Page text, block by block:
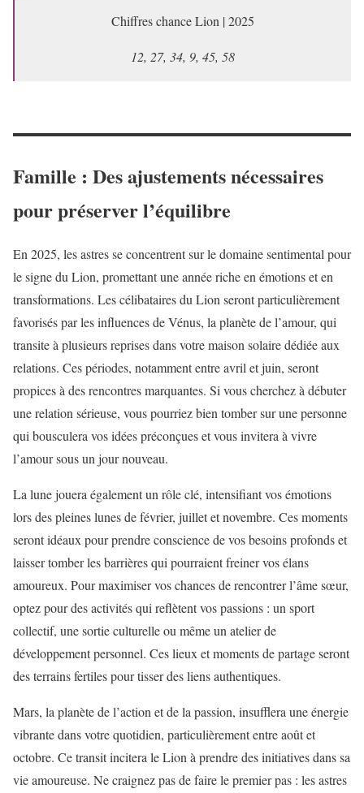
Chiffres chance Lion | 2025
12, 27, 34, 9, 45, 58
Famille : Des ajustements nécessaires
pour préserver l’équilibre
En 2025, les astres se concentrent sur le domaine sentimental pour
le signe du Lion, promettant une année riche en émotions et en
transformations. Les célibataires du Lion seront particulièrement
favorisés par les influences de Vénus, la planète de l’amour, qui
transite à plusieurs reprises dans votre maison solaire dédiée aux
relations. Ces périodes, notamment entre avril et juin, seront
propices à des rencontres marquantes. Si vous cherchez à débuter
une relation sérieuse, vous pourriez bien tomber sur une personne
qui bousculera vos idées préconçues et vous invitera à vivre
l’amour sous un jour nouveau.
La lune jouera également un rôle clé, intensifiant vos émotions
lors des pleines lunes de février, juillet et novembre. Ces moments
seront idéaux pour prendre conscience de vos besoins profonds et
laisser tomber les barrières qui pourraient freiner vos élans
amoureux. Pour maximiser vos chances de rencontrer l’âme sœur,
optez pour des activités qui reflètent vos passions : un sport
collectif, une sortie culturelle ou même un atelier de
développement personnel. Ces lieux et moments de partage seront
des terrains fertiles pour tisser des liens authentiques.
Mars, la planète de l’action et de la passion, insufflera une énergie
vibrante dans votre quotidien, particulièrement entre août et
octobre. Ce transit incitera le Lion à prendre des initiatives dans sa
vie amoureuse. Ne craignez pas de faire le premier pas : les astres